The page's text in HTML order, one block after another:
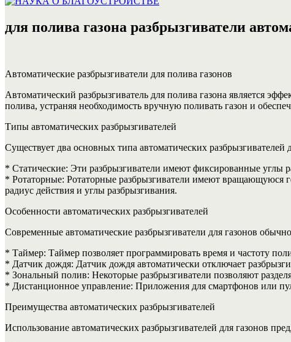
для полива газона разбрызгиватели
Автоматические разбрызгиватели для полива газонов
Автоматический разбрызгиватель для полива газона является
полива, устраняя необходимость вручную поливать газон и
Типы автоматических разбрызгивателей
Существует два основных типа автоматических разбрызгивателей
* Статические: Эти разбрызгиватели имеют фиксированные углы
* Ротаторные: Ротаторные разбрызгиватели имеют вращающуюся
радиус действия и углы разбрызгивания.
Особенности автоматических разбрызгивателей
Современные автоматические разбрызгиватели для газонов
* Таймер: Таймер позволяет программировать время и частоту
* Датчик дождя: Датчик дождя автоматически отключает
* Зональный полив: Некоторые разбрызгиватели позволяют
* Дистанционное управление: Приложения для смартфонов или
Преимущества автоматических разбрызгивателей
Использование автоматических разбрызгивателей для газонов